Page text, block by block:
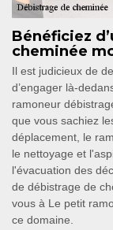
Bénéficiez
cheminée
Il est judicieux de
d’engager là-
ramoneur
que vous sachiez
déplacement, le
le nettoyage et
l'évacuation des
de débistrage de
vous à Le petit
ce domaine.